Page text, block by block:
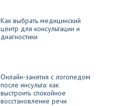
Как выбрать медицинский
центр для консультации и
диагностики
Онлайн-занятия с логопедом
после инсульта: как
выстроить спокойное
восстановление речи